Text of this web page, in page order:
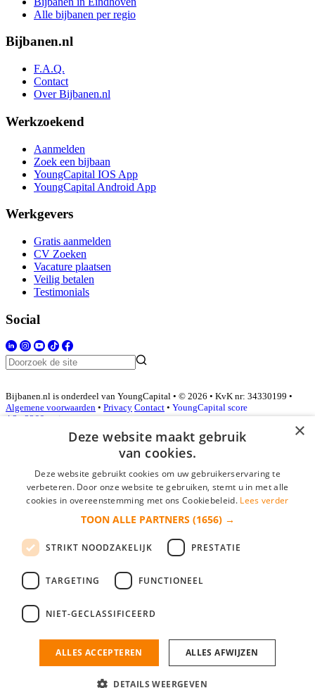
Alle bijbanen per regio
Bijbanen.nl
F.A.Q.
Contact
Over Bijbanen.nl
Werkzoekend
Aanmelden
Zoek een bijbaan
YoungCapital IOS App
YoungCapital Android App
Werkgevers
Gratis aanmelden
CV Zoeken
Vacature plaatsen
Veilig betalen
Testimonials
Social
Bijbanen.nl is onderdeel van YoungCapital • © 2026 • KvK nr: 34330199 •
Algemene voorwaarden • Privacy Contact • YoungCapital score
4.3 - 3366 reviews
Inloggen als bedrijf
*
login gegevens onthouden
login
Bedrijf aanmelden
nieuwe collega/werknemer zo gevonden!
×
Deze website maakt gebruik
van cookies.
Deze website gebruikt cookies om uw gebruikerservaring te
verbeteren. Door onze website te gebruiken, stemt u in met alle
cookies in overeenstemming met ons Cookiebeleid. Lees verder
TOON ALLE PARTNERS (1656) →
STRIKT NOODZAKELIJK PRESTATIE
TARGETING FUNCTIONEEL
NIET-GECLASSIFICEERD
ALLES ACCEPTEREN ALLES AFWIJZEN
DETAILS WEERGEVEN